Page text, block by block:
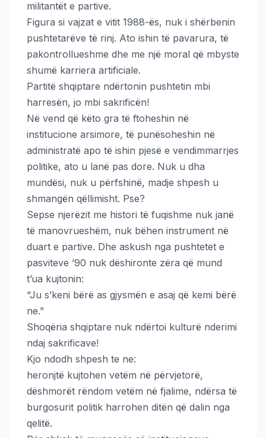
militantët e partive.
Figura si vajzat e vitit 1988-ës, nuk i shërbenin
pushtetarëve të rinj. Ato ishin të pavarura, të
pakontrollueshme dhe me një moral që mbyste
shumë karriera artificiale.
Partitë shqiptare ndërtonin pushtetin mbi
harresën, jo mbi sakrificën!
Në vend që këto gra të ftoheshin në
institucione arsimore, të punësoheshin në
administratë apo të ishin pjesë e vendimmarrjes
politike, ato u lanë pas dore. Nuk u dha
mundësi, nuk u përfshinë, madje shpesh u
shmangën qëllimisht. Pse?
Sepse njerëzit me histori të fuqishme nuk janë
të manovrueshëm, nuk bëhen instrument në
duart e partive. Dhe askush nga pushtetet e
pasviteve ’90 nuk dëshironte zëra që mund
t’ua kujtonin:
“Ju s’keni bërë as gjysmën e asaj që kemi bërë
ne.”
Shoqëria shqiptare nuk ndërtoi kulturë nderimi
ndaj sakrificave!
Kjo ndodh shpesh te ne:
heronjtë kujtohen vetëm në përvjetorë,
dëshmorët rëndom vetëm në fjalime, ndërsa të
burgosurit politik harrohen ditën që dalin nga
qelitë.